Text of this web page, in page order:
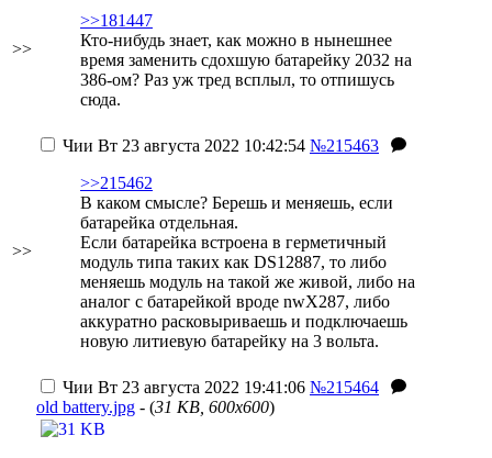
>>
>>181447
Кто-нибудь знает, как можно в нынешнее
время заменить сдохшую батарейку 2032 на
386-ом? Раз уж тред всплыл, то отпишусь
сюда.
>>
Чии Вт 23 августа 2022 10:42:54 №215463
>>215462
В каком смысле? Берешь и меняешь, если
батарейка отдельная.
Если батарейка встроена в герметичный
модуль типа таких как DS12887, то либо
меняешь модуль на такой же живой, либо на
аналог с батарейкой вроде nwX287, либо
аккуратно расковыриваешь и подключаешь
новую литиевую батарейку на 3 вольта.
Чии Вт 23 августа 2022 19:41:06 №215464
old battery.jpg - (31 KB, 600x600)